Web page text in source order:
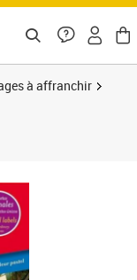
à affranchir